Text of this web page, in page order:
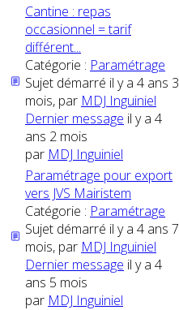
Cantine : repas
occasionnel = tarif
différent...
Catégorie : Paramétrage
Sujet démarré il y a 4 ans 3
mois, par MDJ Inguiniel
Dernier message il y a 4
ans 2 mois
par MDJ Inguiniel
Paramétrage pour export
vers JVS Mairistem
Catégorie : Paramétrage
Sujet démarré il y a 4 ans 7
mois, par MDJ Inguiniel
Dernier message il y a 4
ans 5 mois
par MDJ Inguiniel